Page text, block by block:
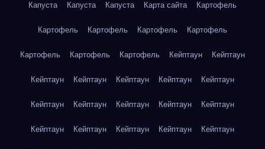
Капуста Капуста Капуста Карта сайта Картофель
Картофель Картофель Картофель Картофель
Картофель Картофель Картофель Кейптаун Кейптаун
Кейптаун Кейптаун Кейптаун Кейптаун Кейптаун
Кейптаун Кейптаун Кейптаун Кейптаун Кейптаун
Кейптаун Кейптаун Кейптаун Кейптаун Кейптаун